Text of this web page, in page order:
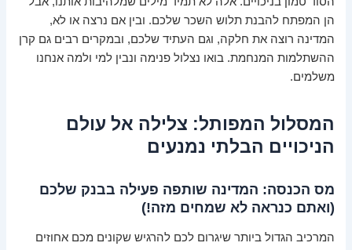
הן המפתח להבנת תלוש השכר שלכם. ובין אם נרצה או לא,
המדינה רוצה את חלקה, וגם העתיד שלכם, ובמקרים רבים גם קרן
ההשתלמות המנחמת. בואו נצלול פנימה ונבין למי ולמה אנחנו
משלמים.
המסלול המפותל: צלילה אל עולם
הניכויים הבלתי נמנעים
מס הכנסה: המדינה שותפה פעילה בבנק שלכם
(ואתם כנראה לא שמחים מזה!)
המרכיב הגדול ביותר שיגרום לכם להרגיש שקונים מכם אחוזים